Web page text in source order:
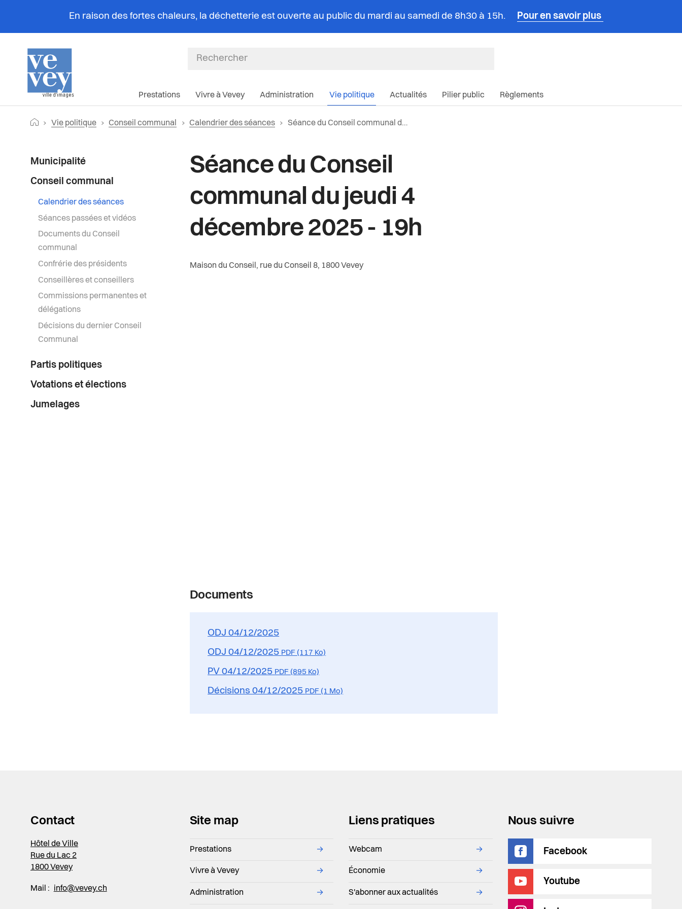
En raison des fortes chaleurs, la déchetterie est ouverte au public du mardi au samedi de 8h30 à 15h. Pour en savoir plus
Prestations Vivre à Vevey Administration Vie politique Actualités Pilier public Règlements
FilRetourner vers la page d'accueil
Vie politique Conseil communal Calendrier des séances Page actuelle:
Séance du Conseil communal du jeudi 4 décembre 2025 - 19h
Séance du Conseil
communal du jeudi 4
décembre 2025 - 19h
Maison du Conseil, rue du Conseil 8, 1800 Vevey
Documents
ODJ 04/12/2025
ODJ 04/12/2025 PDF (117 Ko)
PV 04/12/2025 PDF (895 Ko)
Décisions 04/12/2025 PDF (1 Mo)
Menu
latéral
Municipalité
Conseil communal
Calendrier des séances
Séances passées et vidéos
Documents du Conseil
communal
Confrérie des présidents
Conseillères et conseillers
Commissions permanentes et
délégations
Décisions du dernier Conseil
Communal
Partis politiques
Votations et élections
Jumelages
Contact
Hôtel de Ville
Rue du Lac 2
1800 Vevey
Mail : info@vevey.ch
Site map
Prestations →
Vivre à Vevey →
Administration →
Liens pratiques
Webcam →
Économie →
S'abonner aux actualités →
Nous suivre
Facebook
Youtube